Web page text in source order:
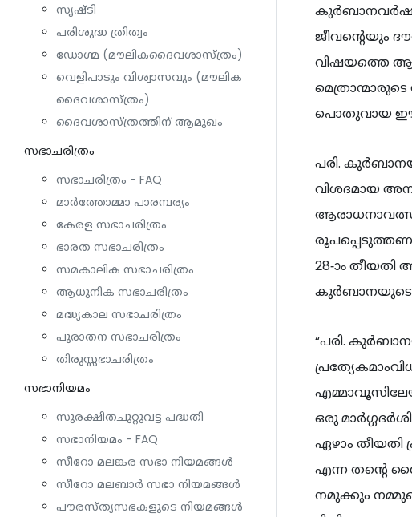
സൃഷ്ടി
പരിശുദ്ധ ത്രിത്വം
ഡോഗ്മ (മൗലികദൈവശാസ്ത്രം)
വെളിപാടും വിശ്വാസവും (മൗലിക
ദൈവശാസ്ത്രം)
ദൈവശാസ്ത്രത്തിന് ആമുഖം
സഭാചരിത്രം
സഭാചരിത്രം - FAQ
മാർത്തോമ്മാ പാരമ്പര്യം
കേരള സഭാചരിത്രം
ഭാരത സഭാചരിത്രം
സമകാലിക സഭാചരിത്രം
ആധുനിക സഭാചരിത്രം
മദ്ധ്യകാല സഭാചരിത്രം
പുരാതന സഭാചരിത്രം
തിരുസ്സഭാചരിത്രം
സഭാനിയമം
സുരക്ഷിതചുറ്റുവട്ട പദ്ധതി
സഭാനിയമം - FAQ
സീറോ മലങ്കര സഭാ നിയമങ്ങൾ
സീറോ മലബാർ സഭാ നിയമങ്ങൾ
പൗരസ്ത്യസഭകളുടെ നിയമങ്ങൾ
ജീവന്റെയും
വിഷയത്തെ
പൊതുവായ ഈ
പരി.
വിശദമായ
28-ാം
കുർബാനയുടെ
“പരി.
ഒരു
ഏഴാം തീയതി
എന്ന തന്റെ
നമുക്കും